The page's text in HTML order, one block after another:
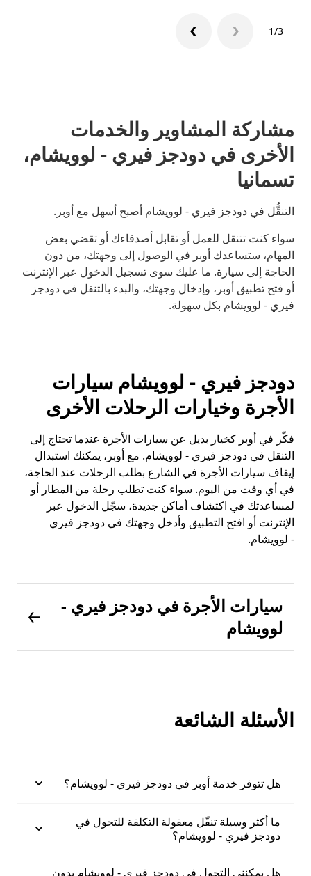
1/3
مشاركة المشاوير والخدمات
الأخرى في دودجز فيري - لوويشام،
تسمانيا
التنقُّل في دودجز فيري - لوويشام أصبح أسهل مع أوبر.
سواء كنت تتنقل للعمل أو تقابل أصدقاءك أو تقضي بعض
المهام، ستساعدك أوبر في الوصول إلى وجهتك، من دون
الحاجة إلى سيارة. ما عليك سوى تسجيل الدخول عبر الإنترنت
أو فتح تطبيق أوبر، وإدخال وجهتك، والبدء بالتنقل في دودجز
فيري - لوويشام بكل سهولة.
دودجز فيري - لوويشام سيارات
الأجرة وخيارات الرحلات الأخرى
فكّر في أوبر كخيار بديل عن سيارات الأجرة عندما تحتاج إلى
التنقل في دودجز فيري - لوويشام. مع أوبر، يمكنك استبدال
إيقاف سيارات الأجرة في الشارع بطلب الرحلات عند الحاجة،
في أي وقت من اليوم. سواء كنت تطلب رحلة من المطار أو
لمساعدتك في اكتشاف أماكن جديدة، سجّل الدخول عبر
الإنترنت أو افتح التطبيق وأدخل وجهتك في دودجز فيري
- لوويشام.
سيارات الأجرة في دودجز فيري -
لوويشام
الأسئلة الشائعة
هل تتوفر خدمة أوبر في دودجز فيري - لوويشام؟
ما أكثر وسيلة تنقّل معقولة التكلفة للتجول في
دودجز فيري - لوويشام؟
هل يمكنني التجول في دودجز فيري - لوويشام بدون